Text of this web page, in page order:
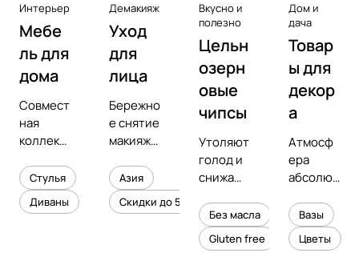
Интерьер
Мебе
ль для
дома
Совмест
ная
коллекц
предмет
ным
дизайне
Стулья
Диваны
Демакияж
Уход
для
лица
Бережно
е снятие
макияжа
увлажне
ние
кожи
Азия
Скидки до 50%
Вкусно и
полезно
Цельн
озерн
овые
чипсы
Утоляют
голод и
снижают
холесте
рина
Без масла
Gluten free
Дом и
дача
Товар
ы для
декор
а
Атмосф
ера
абсолют
уюта в
вашем
интерье
Вазы
Цветы